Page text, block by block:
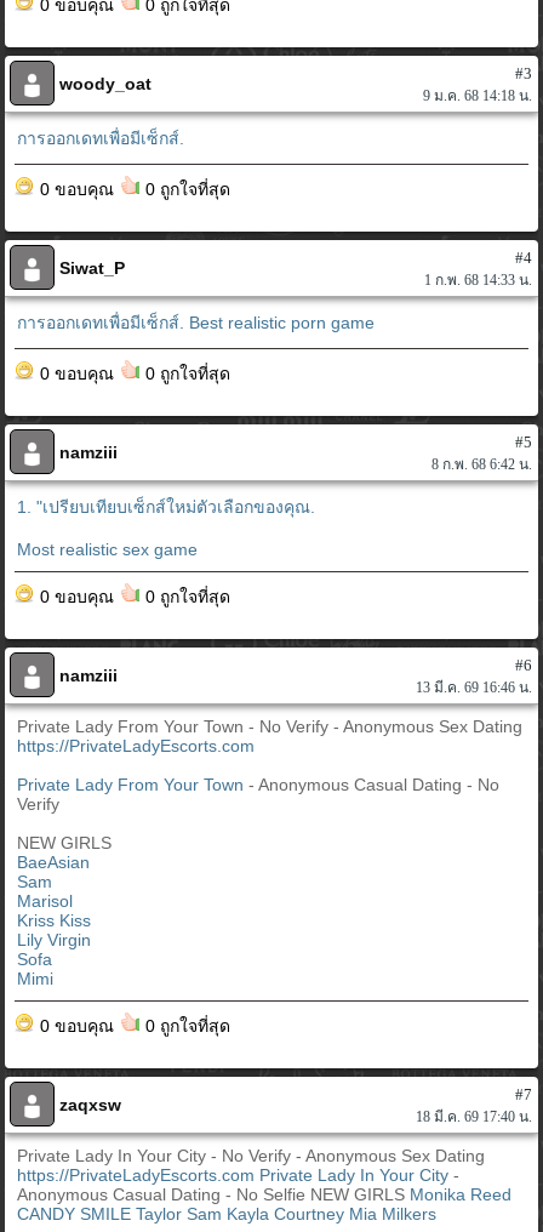
0 ขอบคุณ 0 ถูกใจที่สุด
woody_oat
#3
9 ม.ค. 68 14:18 น.
การออกเดทเพื่อมีเซ็กส์.
0 ขอบคุณ 0 ถูกใจที่สุด
Siwat_P
#4
1 ก.พ. 68 14:33 น.
การออกเดทเพื่อมีเซ็กส์. Best realistic porn game
0 ขอบคุณ 0 ถูกใจที่สุด
namziii
#5
8 ก.พ. 68 6:42 น.
1. "เปรียบเทียบเซ็กส์ใหม่ตัวเลือกของคุณ.
Most realistic sex game
0 ขอบคุณ 0 ถูกใจที่สุด
namziii
#6
13 มี.ค. 69 16:46 น.
Private Lady From Your Town - No Verify - Anonymous Sex Dating
https://PrivateLadyEscorts.com
Private Lady From Your Town- Anonymous Casual Dating - No
Verify
NEW GIRLS
BaeAsian
Sam
Marisol
Kriss Kiss
Lily Virgin
Sofa
Mimi
0 ขอบคุณ 0 ถูกใจที่สุด
zaqxsw
#7
18 มี.ค. 69 17:40 น.
Private Lady In Your City - No Verify - Anonymous Sex Dating
https://PrivateLadyEscorts.com Private Lady In Your City-
Anonymous Casual Dating - No Selfie NEW GIRLS Monika Reed
CANDY SMILE Taylor Sam Kayla Courtney Mia Milkers